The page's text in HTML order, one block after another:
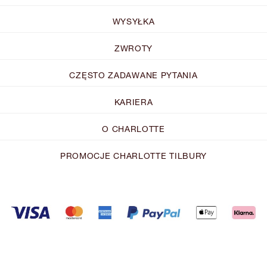
WYSYŁKA
ZWROTY
CZĘSTO ZADAWANE PYTANIA
KARIERA
O CHARLOTTE
PROMOCJE CHARLOTTE TILBURY